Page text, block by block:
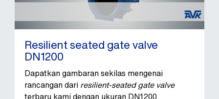
Resilient seated gate valve
DN1200
Dapatkan gambaran sekilas mengenai
rancangan dari resilient-seated gate valve
terbaru kami dengan ukuran DN1200.